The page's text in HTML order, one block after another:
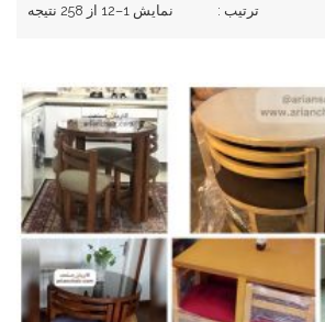
نمایش 1–12 از 258 نتیجه ترتیب :